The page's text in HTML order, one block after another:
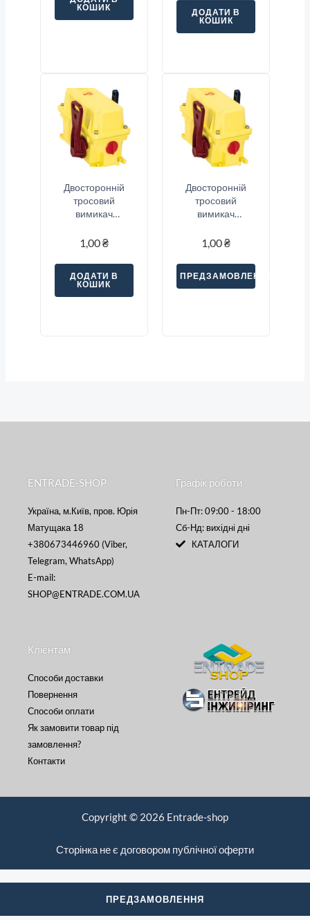
ПРЕДЗАМОВЛЕННЯ
КОШИК
L3)
ДОДАТИ В
КОШИК
Двосторонній
тросовий
вимикач
зупинки Sitec
1,00₴
ДОДАТИ В
КОШИК
Двосторонній
тросовий
вимикач
зупинки Sitec
1,00₴
ПРЕДЗАМОВЛЕННЯ
ENTRADE-SHOP
Україна, м.Київ, пров. Юрія
Матущака 18
+380673446960 (Viber,
Telegram, WhatsApp)
E-mail:
SHOP@ENTRADE.COM.UA
Графік роботи
Пн-Пт: 09:00 - 18:00
Сб-Нд: вихідні дні
КАТАЛОГИ
Клієнтам
Способи доставки
Повернення
Способи оплати
Як замовити товар під
замовлення?
Контакти
Copyright © 2026 Entrade-shop
Сторінка не є договором публічної оферти